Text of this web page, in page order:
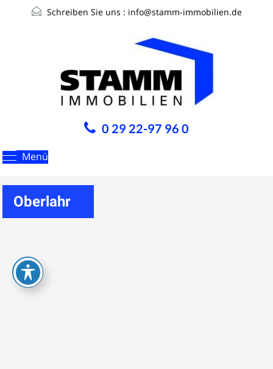
Schreiben Sie uns : info@stamm-immobilien.de
0 29 22-97 96 0
Menü
Oberlahr